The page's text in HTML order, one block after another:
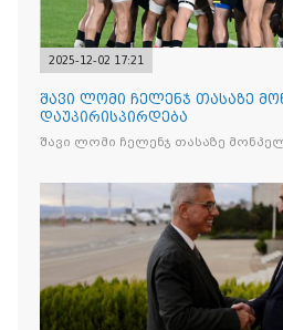
2025-12-02 17:21
შავი ლომი ჩელენჯ თასაზე
დაუპირისპირდება
შავი ლომი ჩელენჯ თასაზე